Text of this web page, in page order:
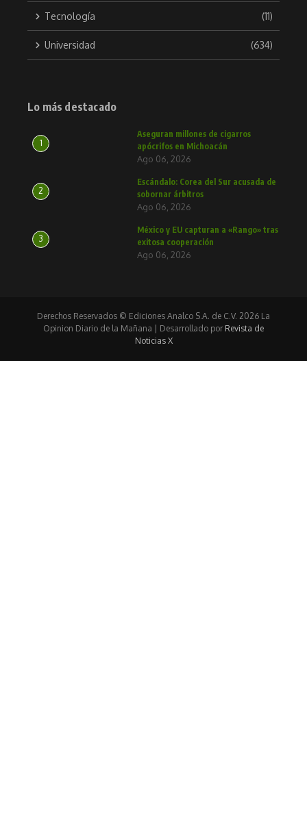
Tecnología (11)
Universidad (634)
Lo más destacado
1
Aseguran millones de cigarros
apócrifos en Michoacán
Ago 06, 2026
2
Escándalo: Corea del Sur acusada de
sobornar árbitros
Ago 06, 2026
3
México y EU capturan a «Rango» tras
exitosa cooperación
Ago 06, 2026
Derechos Reservados © Ediciones Analco S.A. de C.V. 2026 La
Opinion Diario de la Mañana | Desarrollado por Revista de
Noticias X